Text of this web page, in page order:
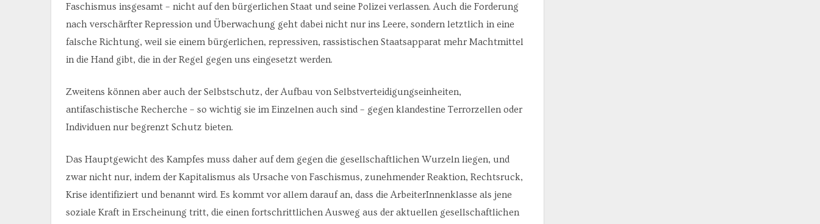
Faschismus insgesamt – nicht auf den bürgerlichen Staat und seine Polizei verlassen. Auch die Forderung
nach verschärfter Repression und Überwachung geht dabei nicht nur ins Leere, sondern letztlich in eine
falsche Richtung, weil sie einem bürgerlichen, repressiven, rassistischen Staatsapparat mehr Machtmittel
in die Hand gibt, die in der Regel gegen uns eingesetzt werden.
Zweitens können aber auch der Selbstschutz, der Aufbau von Selbstverteidigungseinheiten,
antifaschistische Recherche – so wichtig sie im Einzelnen auch sind – gegen klandestine Terrorzellen oder
Individuen nur begrenzt Schutz bieten.
Das Hauptgewicht des Kampfes muss daher auf dem gegen die gesellschaftlichen Wurzeln liegen, und
zwar nicht nur, indem der Kapitalismus als Ursache von Faschismus, zunehmender Reaktion, Rechtsruck,
Krise identifiziert und benannt wird. Es kommt vor allem darauf an, dass die ArbeiterInnenklasse als jene
soziale Kraft in Erscheinung tritt, die einen fortschrittlichen Ausweg aus der aktuellen gesellschaftlichen